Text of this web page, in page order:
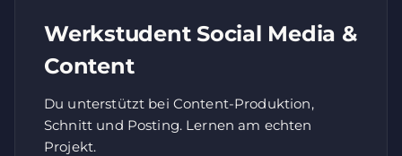
Werkstudent Social Media &
Content
Du unterstützt bei Content-Produktion,
Schnitt und Posting. Lernen am echten
Projekt.